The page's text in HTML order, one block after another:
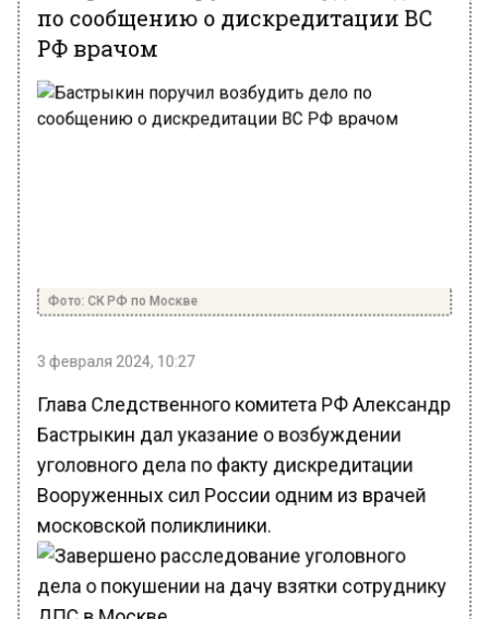
по сообщению о дискредитации ВС
РФ врачом
Фото: СК РФ по Москве
3 февраля 2024, 10:27
Глава Следственного комитета РФ Александр
Бастрыкин дал указание о возбуждении
уголовного дела по факту дискредитации
Вооруженных сил России одним из врачей
московской поликлиники.